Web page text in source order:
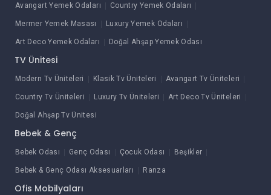
Avangart Yemek Odaları Country Yemek Odaları
Mermer Yemek Masası Luxury Yemek Odaları
Art Deco Yemek Odaları Doğal Ahşap Yemek Odası
TV Ünitesi
Modern Tv Üniteleri Klasik Tv Üniteleri Avangart Tv Üniteleri
Country Tv Üniteleri Luxury Tv Üniteleri Art Deco Tv Üniteleri
Doğal Ahşap Tv Ünitesi
Bebek & Genç
Bebek Odası Genç Odası Çocuk Odası Beşikler
Bebek & Genç Odası Aksesuarları Ranza
Ofis Mobilyaları